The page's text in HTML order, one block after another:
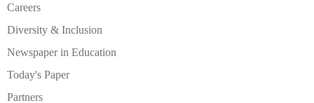
Careers
Diversity & Inclusion
Newspaper in Education
Today's Paper
Partners